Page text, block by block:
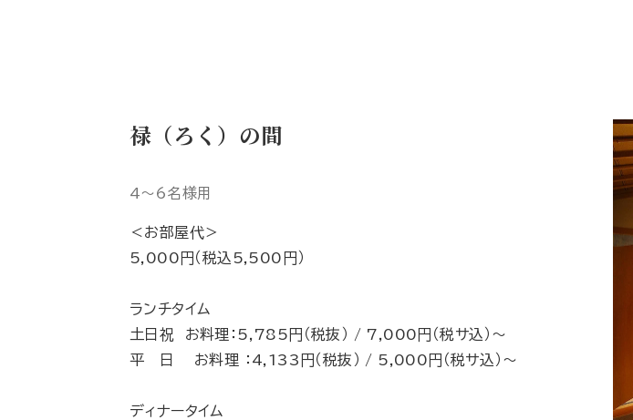
禄（ろく）の間
4～6名様用
＜お部屋代＞
5,000円（税込5,500円）
ランチタイム
土日祝 お料理：5,785円（税抜） / 7,000円（税サ込）～
平 日 お料理 ：4,133円（税抜） / 5,000円（税サ込）～
ディナータイム